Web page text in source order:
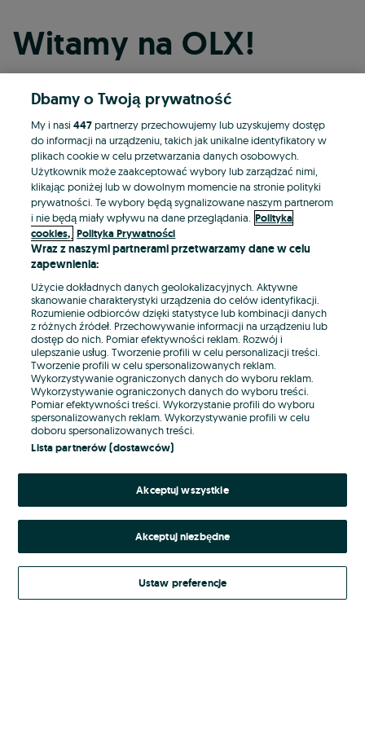
Witamy na OLX!
Kontynuuj przez Facebooka
Kontynuuj przez konto Apple
Kontynuuj przez konto Google
LUB
E-mail
Hasło
Nie pamiętasz hasła?
Zaloguj się
Kontynuując za pośrednictwem jednego z dostawców wskazanych powyżej,
Regulamin serwisuOLX.pl w jego aktualnym brzmieniu.
Dbamy o Twoją prywatność
My i nasi447partnerzy przechowujemy lub uzyskujemy dostęp
do informacji na urządzeniu, takich jak unikalne identyfikatory w
plikach cookie w celu przetwarzania danych osobowych.
Użytkownik może zaakceptować wybory lub zarządzać nimi,
klikając poniżej lub w dowolnym momencie na stronie polityki
prywatności. Te wybory będą sygnalizowane naszym partnerom
i nie będą miały wpływu na dane przeglądania. Polityka
cookies, Polityka Prywatności
Wraz z naszymi partnerami przetwarzamy dane w celu
zapewnienia:
Użycie dokładnych danych geolokalizacyjnych. Aktywne
skanowanie charakterystyki urządzenia do celów identyfikacji.
Rozumienie odbiorców dzięki statystyce lub kombinacji danych
z różnych źródeł. Przechowywanie informacji na urządzeniu lub
dostęp do nich. Pomiar efektywności reklam. Rozwój i
ulepszanie usług. Tworzenie profili w celu personalizacji treści.
Tworzenie profili w celu spersonalizowanych reklam.
Wykorzystywanie ograniczonych danych do wyboru reklam.
Wykorzystywanie ograniczonych danych do wyboru treści.
Pomiar efektywności treści. Wykorzystanie profili do wyboru
spersonalizowanych reklam. Wykorzystywanie profili w celu
doboru spersonalizowanych treści.
Lista partnerów (dostawców)
Akceptuj wszystkie
Akceptuj niezbędne
Ustaw preferencje